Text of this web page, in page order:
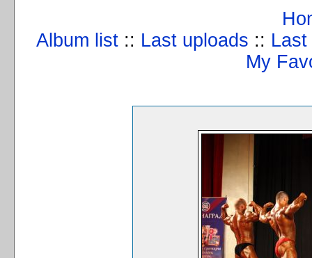
Album list :: Last uploads ::
My